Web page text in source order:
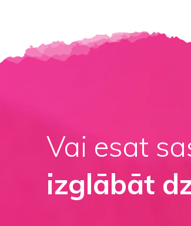
Vai esat
izglābāt